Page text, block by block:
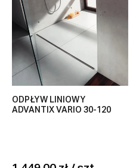
ODPŁYW LINIOWY
ADVANTIX VARIO 30-120